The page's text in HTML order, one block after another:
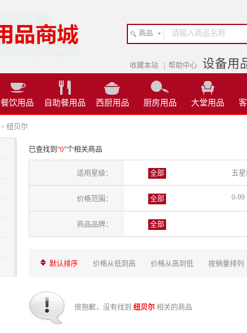
商品
收藏本站 帮助中心 设备用
餐饮用品 自助餐用品 西厨用品 厨房用品 大堂用品
> 纽贝尔
已查找到“0”个相关商品
适用星级： 全部 五星
价格范围： 全部 0-99
商品品牌： 全部
默认排序 价格从低到高 价格从高到低 按销量排列
很抱歉，没有找到 纽贝尔 相关的商品